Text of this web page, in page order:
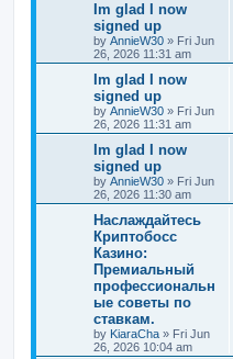
Im glad I now
signed up
by AnnieW30 » Fri Jun
26, 2026 11:31 am
Im glad I now
signed up
by AnnieW30 » Fri Jun
26, 2026 11:31 am
Im glad I now
signed up
by AnnieW30 » Fri Jun
26, 2026 11:30 am
Наслаждайтесь
Криптобосс
Казино:
Премиальный
профессиональн
ые советы по
ставкам.
by KiaraCha » Fri Jun
26, 2026 10:04 am